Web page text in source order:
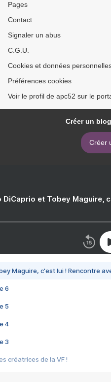
Pages
Contact
Signaler un abus
C.G.U.
Cookies et données
Préférences cookies
Voir le profil de apc52 sur le
Créer un
Créer
DiCaprio et Tobey Maguire,
Maguire, c'est lui ! Rencontre
6
5
4
3
créatrices de la VF !